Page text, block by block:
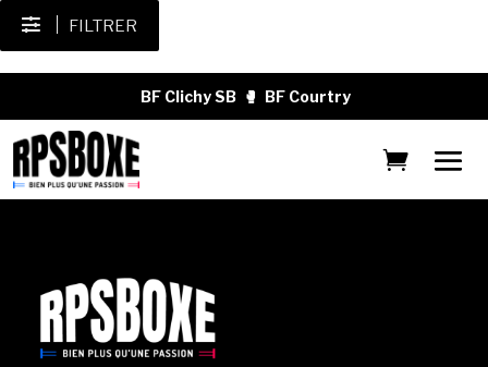
FILTRER
BF Clichy SB 🥊 BF Courtry